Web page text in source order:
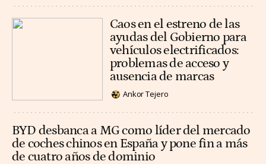
Caos en el estreno de las
ayudas del Gobierno para
vehículos electrificados:
problemas de acceso y
ausencia de marcas
Ankor Tejero
BYD desbanca a MG como líder del mercado
de coches chinos en España y pone fin a más
de cuatro años de dominio